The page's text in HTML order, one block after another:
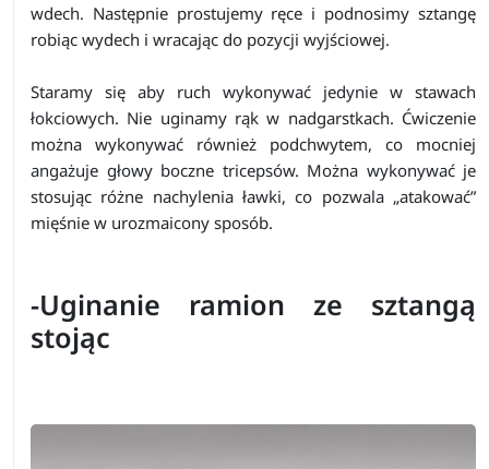
wdech. Następnie prostujemy ręce i podnosimy sztangę
robiąc wydech i wracając do pozycji wyjściowej.
Staramy się aby ruch wykonywać jedynie w stawach
łokciowych. Nie uginamy rąk w nadgarstkach. Ćwiczenie
można wykonywać również podchwytem, co mocniej
angażuje głowy boczne tricepsów. Można wykonywać je
stosując różne nachylenia ławki, co pozwala „atakować”
mięśnie w urozmaicony sposób.
-Uginanie ramion ze sztangą
stojąc